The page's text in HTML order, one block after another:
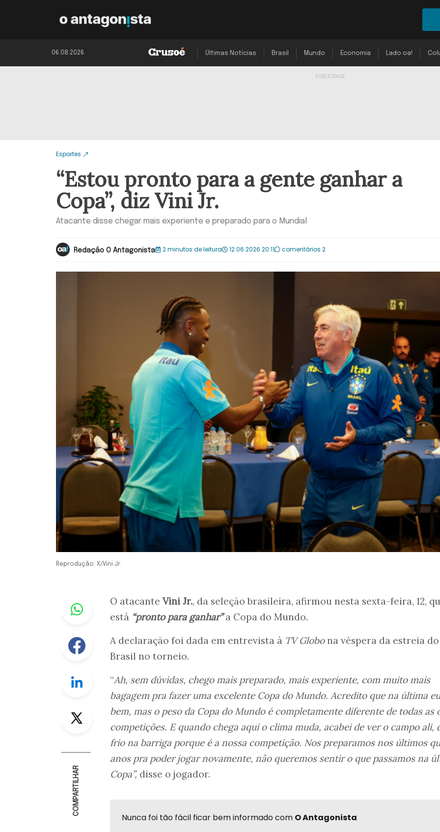
06.08.2026 Últimas Notícias Brasil Mundo Economia Lado oa!
Esportes
“Estou pronto para a gente ganhar a
Copa”, diz Vini Jr.
Atacante disse chegar mais experiente e preparado para o Mundial
Redação O Antagonista 2 minutos de leitura 12.06.2026 20:11 comentários 2
Reprodução: X/Vini Jr.
Whastapp
Facebook
Twitter
COMPARTILHAR
O atacante Vini Jr., da seleção brasileira, afirmou nesta sexta-feira, 12,
está “pronto para ganhar”a Copa do Mundo.
A declaração foi dada em entrevista à TV Globona véspera da estreia do
Brasil no torneio.
“Ah, sem dúvidas, chego mais preparado, mais experiente, com muito mais
bagagem pra fazer uma excelente Copa do Mundo. Acredito que na última
bem, mas o peso da Copa do Mundo é completamente diferente de todas as
competições. E quando chega aqui o clima muda, acabei de ver o campo ali,
frio na barriga porque é a nossa competição. Nos preparamos nos últimos
anos pra poder jogar novamente, não queremos sentir o que passamos na
Copa”, disse o jogador.
Nunca foi tão fácil ficar bem informado com O Antagonista